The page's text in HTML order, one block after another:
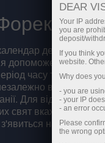
державних
допоможе
часу та
від
Для відображення
свят вкажіть нижче
на сторінці.
DEAR
Your IP
you are
deposit/
If you think
website.
Why does
- you are
- your IP
- an error
Please
the wrong